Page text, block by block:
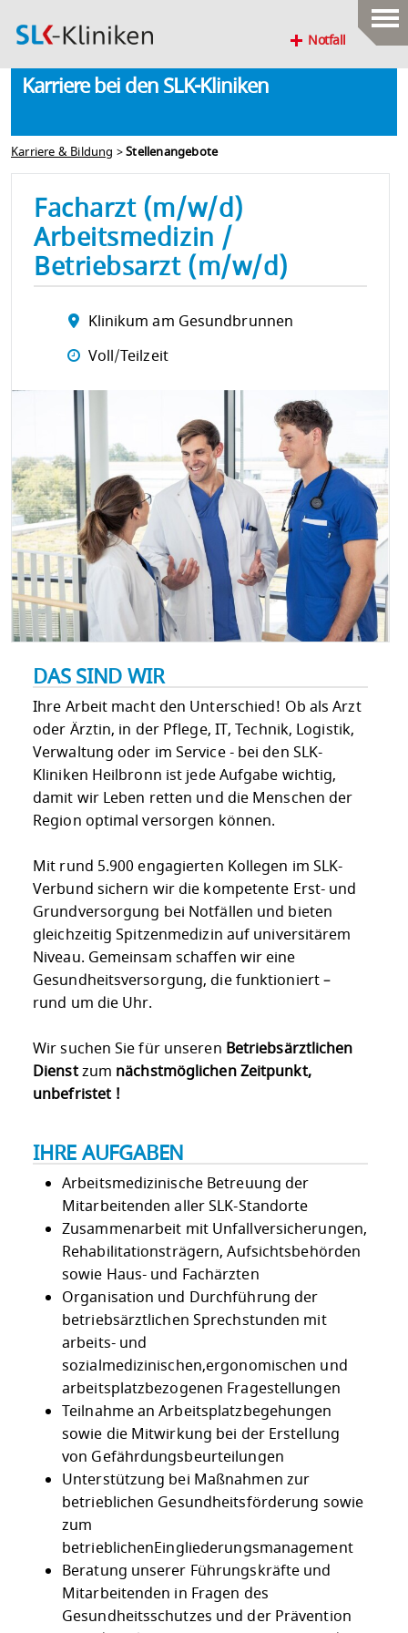
Notfall
Karriere bei den SLK-Kliniken
Karriere & Bildung >Stellenangebote
Facharzt (m/w/d)
Arbeitsmedizin /
Betriebsarzt (m/w/d)
Klinikum am Gesundbrunnen
Voll/Teilzeit
DAS SIND WIR
Ihre Arbeit macht den Unterschied! Ob als Arzt
oder Ärztin, in der Pflege, IT, Technik, Logistik,
Verwaltung oder im Service - bei den SLK-
Kliniken Heilbronn ist jede Aufgabe wichtig,
damit wir Leben retten und die Menschen der
Region optimal versorgen können.
Mit rund 5.900 engagierten Kollegen im SLK-
Verbund sichern wir die kompetente Erst- und
Grundversorgung bei Notfällen und bieten
gleichzeitig Spitzenmedizin auf universitärem
Niveau. Gemeinsam schaffen wir eine
Gesundheitsversorgung, die funktioniert –
rund um die Uhr.
Wir suchen Sie für unseren Betriebsärztlichen
Dienstzum nächstmöglichen Zeitpunkt,
unbefristet !
IHRE AUFGABEN
Arbeitsmedizinische Betreuung der
Mitarbeitenden aller SLK-Standorte
Zusammenarbeit mit Unfallversicherungen,
Rehabilitationsträgern, Aufsichtsbehörden
sowie Haus- und Fachärzten
Organisation und Durchführung der
betriebsärztlichen Sprechstunden mit
arbeits- und
sozialmedizinischen,ergonomischen und
arbeitsplatzbezogenen Fragestellungen
Teilnahme an Arbeitsplatzbegehungen
sowie die Mitwirkung bei der Erstellung
von Gefährdungsbeurteilungen
Unterstützung bei Maßnahmen zur
betrieblichen Gesundheitsförderung sowie
zum
betrieblichenEingliederungsmanagement
Beratung unserer Führungskräfte und
Mitarbeitenden in Fragen des
Gesundheitsschutzes und der Prävention